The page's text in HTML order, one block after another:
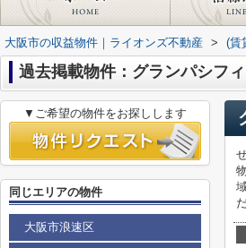
大阪市の収益物件｜ライオンズ不動産 > (賃
過去掲載物件：グランパシフ
▼ご希望の物件をお探しします
同じエリアの物件
大阪市浪速区